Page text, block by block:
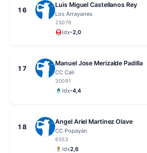
16
Luis Miguel Castellanos Rey
Los Arrayanes
25079
Idx-2,0
17
Manuel Jose Merizalde Padilla
CC Cali
30091
Idx-4,4
18
Angel Ariel Martinez Olave
CC Popayán
6553
Idx2,6